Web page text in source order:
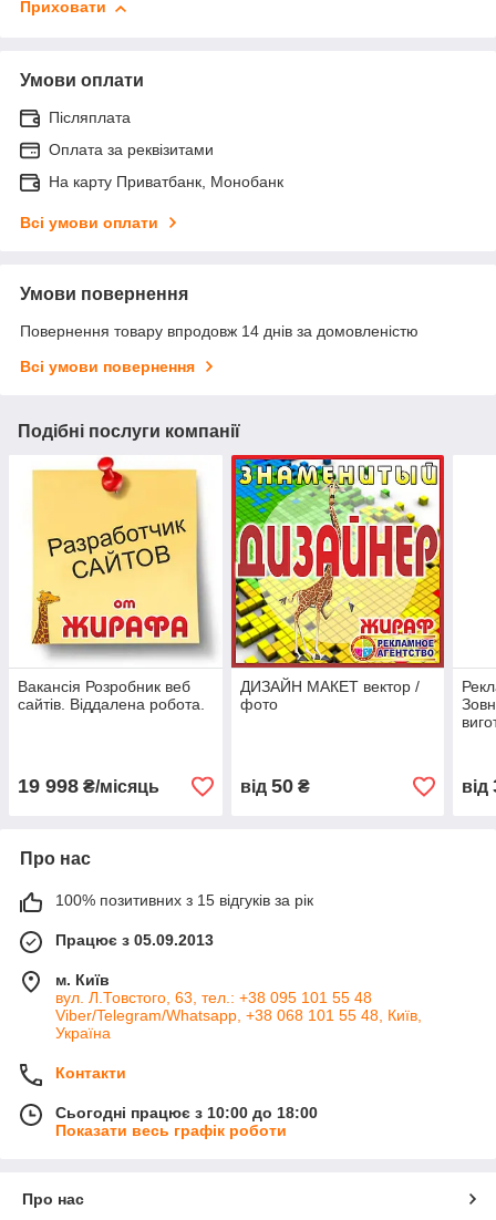
Приховати
Умови оплати
Післяплата
Оплата за реквізитами
На карту Приватбанк, Монобанк
Всі умови оплати
Умови повернення
Повернення товару впродовж 14 днів за домовленістю
Всі умови повернення
Подібні послуги компанії
Вакансія Розробник веб
сайтів. Віддалена робота.
19 998 ₴/місяць
ДИЗАЙН МАКЕТ вектор /
фото
від 50₴ від
Про нас
100% позитивних з 15 відгуків за рік
Працює з 05.09.2013
м. Київ
вул. Л.Товстого, 63, тел.: +38 095 101 55 48
Viber/Telegram/Whatsapp, +38 068 101 55 48, Київ,
Україна
Контакти
Сьогодні працює з 10:00 до 18:00
Показати весь графік роботи
Про нас